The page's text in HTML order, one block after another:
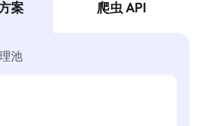
案 爬虫 API
池